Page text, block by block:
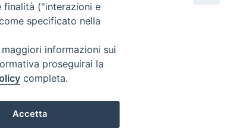
finalità ("interazioni e
specificato nella
informazioni sui
proseguirai la
completa.
Accetta